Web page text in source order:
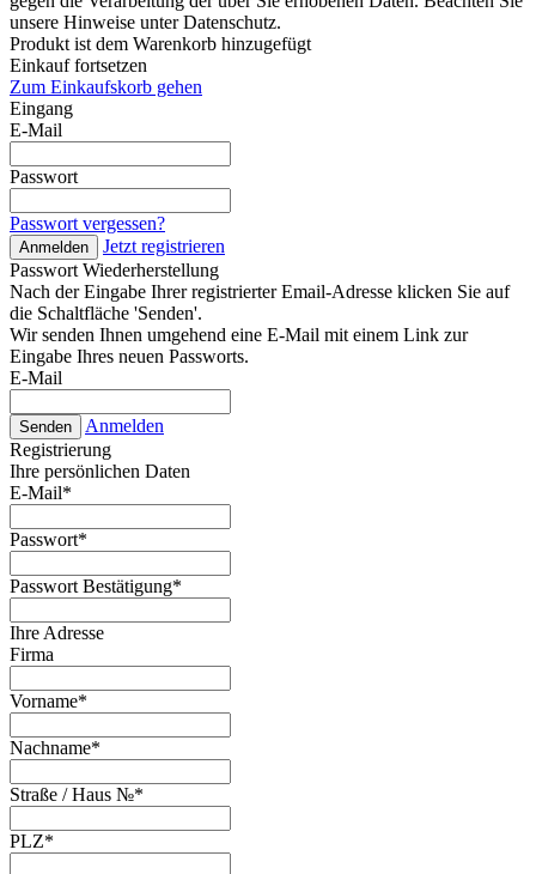
unsere Hinweise unter Datenschutz.
Produkt ist dem Warenkorb hinzugefügt
Einkauf fortsetzen
Zum Einkaufskorb gehen
Eingang
E-Mail
Passwort
Passwort vergessen?
Anmelden
Jetzt registrieren
Passwort Wiederherstellung
Nach der Eingabe Ihrer registrierter Email-Adresse klicken Sie auf
die Schaltfläche 'Senden'.
Wir senden Ihnen umgehend eine E-Mail mit einem Link zur
Eingabe Ihres neuen Passworts.
E-Mail
Senden
Anmelden
Registrierung
Ihre persönlichen Daten
E-Mail*
Passwort*
Passwort Bestätigung*
Ihre Adresse
Firma
Vorname*
Nachname*
Straße / Haus №*
PLZ*